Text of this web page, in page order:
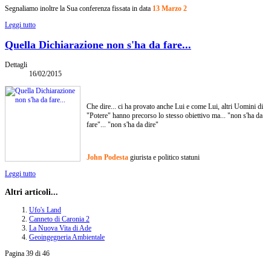
Segnaliamo inoltre la Sua conferenza fissata in data 13 Marzo 2
Leggi tutto
Quella Dichiarazione non s'ha da fare...
Dettagli
16/02/2015
Che dire... ci ha provato anche Lui e come Lui, altri Uomini di
"Potere" hanno precorso lo stesso obiettivo ma... "non s'ha da
fare"... "non s'ha da dire"
John Podesta giurista e politico statuni
Leggi tutto
Altri articoli...
Ufo's Land
Canneto di Caronia 2
La Nuova Vita di Ade
Geoingegneria Ambientale
Pagina 39 di 46